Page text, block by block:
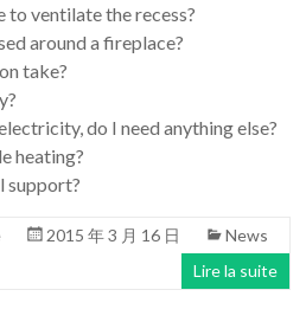
to ventilate the recess?
around a fireplace?
take?
do I need anything else?
heating?
support?
2015 年 3 月 16 日
News
Lire la suite